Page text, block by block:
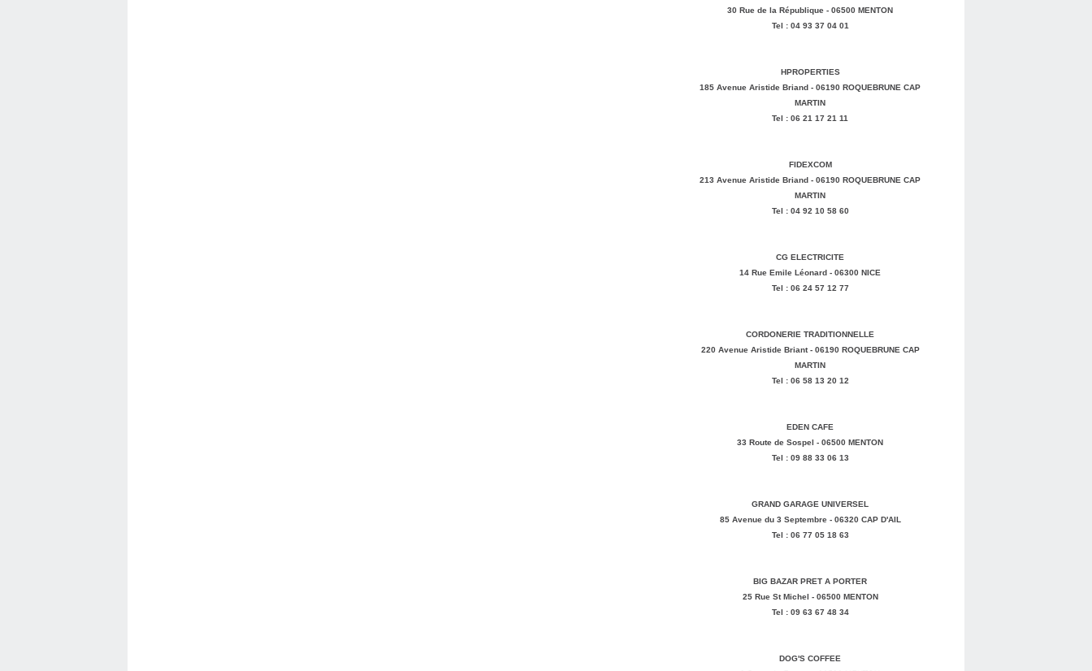
30 Rue de la République - 06500 MENTON
Tel : 04 93 37 04 01
HPROPERTIES
185 Avenue Aristide Briand - 06190 ROQUEBRUNE CAP
MARTIN
Tel : 06 21 17 21 11
FIDEXCOM
213 Avenue Aristide Briand - 06190 ROQUEBRUNE CAP
MARTIN
Tel : 04 92 10 58 60
CG ELECTRICITE
14 Rue Emile Léonard - 06300 NICE
Tel : 06 24 57 12 77
CORDONERIE TRADITIONNELLE
220 Avenue Aristide Briant - 06190 ROQUEBRUNE CAP
MARTIN
Tel : 06 58 13 20 12
EDEN CAFE
33 Route de Sospel - 06500 MENTON
Tel : 09 88 33 06 13
GRAND GARAGE UNIVERSEL
85 Avenue du 3 Septembre - 06320 CAP D'AIL
Tel : 06 77 05 18 63
BIG BAZAR PRET A PORTER
25 Rue St Michel - 06500 MENTON
Tel : 09 63 67 48 34
DOG'S COFFEE